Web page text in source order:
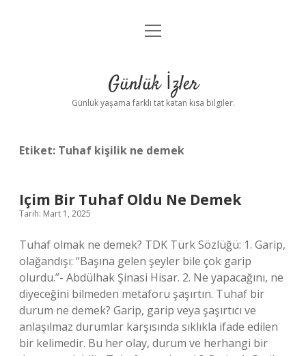
Anasayfa
Yasal Uyarı
menüyü
Günlük İzler
Günlük yaşama farklı tat katan kısa bilgiler.
Etiket: Tuhaf kişilik ne demek
Içim Bir Tuhaf Oldu Ne Demek
Tarih: Mart 1, 2025
Tuhaf olmak ne demek? TDK Türk Sözlüğü: 1. Garip,
olağandışı: “Başına gelen şeyler bile çok garip
olurdu.”- Abdülhak Şinasi Hisar. 2. Ne yapacağını, ne
diyeceğini bilmeden metaforu şaşırtın. Tuhaf bir
durum ne demek? Garip, garip veya şaşırtıcı ve
anlaşılmaz durumlar karşısında sıklıkla ifade edilen
bir kelimedir. Bu her olay, durum ve herhangi bir